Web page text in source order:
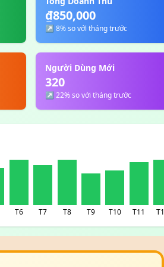
₫850,000
↗ 8% so với tháng trước
Người Dùng Mới
320
↗ 22% so với tháng trước
T6 T7 T8 T9 T10 T11